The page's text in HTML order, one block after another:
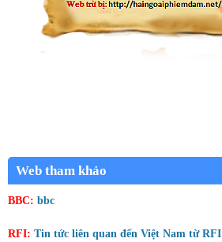
Web tham khảo
BBC: bbc
RFI: Tin tức liên quan đến Việt Nam từ RFI